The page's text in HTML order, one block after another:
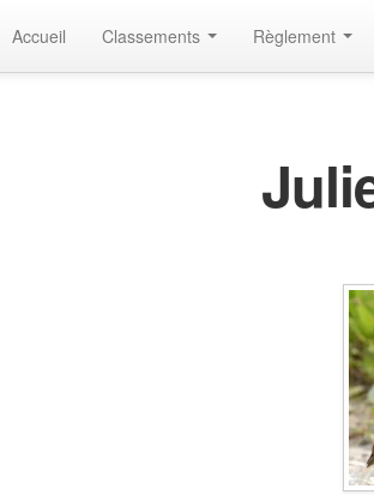
Accueil Classements Règlement